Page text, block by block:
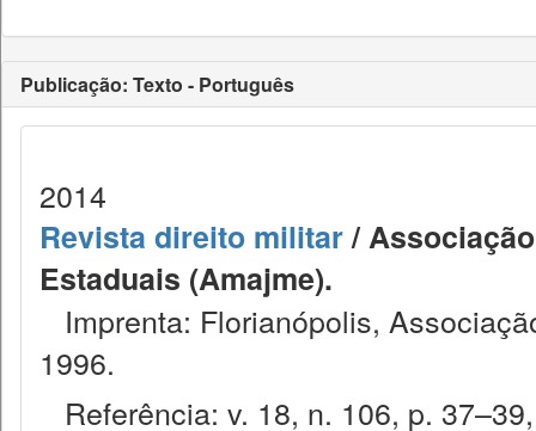
Publicação: Texto - Português
2014
Revista direito militar/
Estaduais (Amajme).
Imprenta: Florianópolis,
1996.
Referência: v. 18, n. 106, p.